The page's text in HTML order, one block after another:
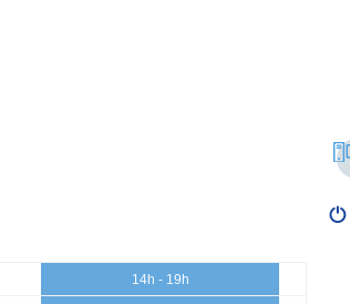
14h - 19h